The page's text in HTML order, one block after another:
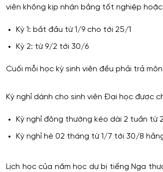
viên không kịp nhận bằng tốt nghiệp
Kỳ 1: bắt đầu từ 1/9 cho tới 25/1
Kỳ 2: từ 9/2 tới 30/6
Cuối mỗi học kỳ sinh viên đều phải trả
Kỳ nghỉ dành cho sinh viên Đại học được
Kỳ nghỉ đông thường kéo dài 2 tuần từ
Kỳ nghỉ hè 02 tháng từ 1/7 tới 30/8
Lịch học của năm học dự bị tiếng Nga